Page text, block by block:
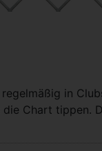
in
Chart tippen.